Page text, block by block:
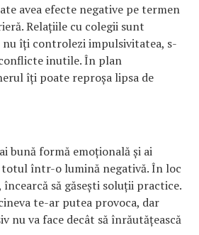
avea efecte negative pe termen
Relațiile cu colegii sunt
nu îți controlezi impulsivitatea, s-
inutile. În plan
îți poate reproșa lipsa de
bună formă emoțională și ai
totul într-o lumină negativă. În loc
să găsești soluții practice.
te-ar putea provoca, dar
nu va face decât să înrăutățească